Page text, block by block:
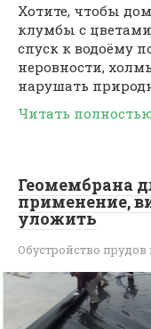
Хотите, чтобы
клумбы с
спуск к водоёму
неровности,
нарушать
Читать
Геомембрана
применение,
уложить
Обустройство